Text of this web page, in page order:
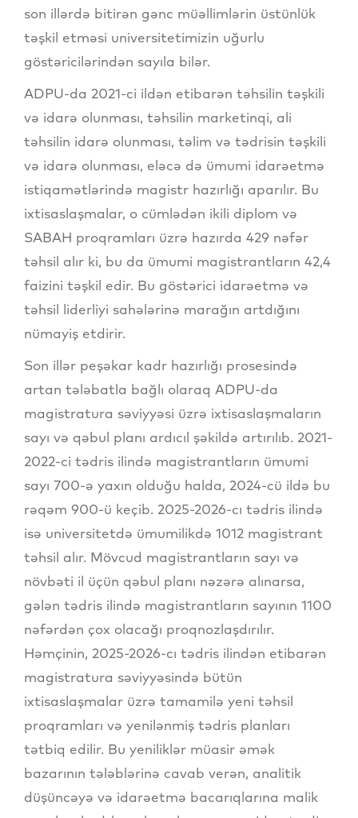
son illərdə bitirən gənc müəllimlərin üstünlük
təşkil etməsi universitetimizin uğurlu
göstəricilərindən sayıla bilər.
ADPU-da 2021-ci ildən etibarən təhsilin təşkili
və idarə olunması, təhsilin marketinqi, ali
təhsilin idarə olunması, təlim və tədrisin təşkili
və idarə olunması, eləcə də ümumi idarəetmə
istiqamətlərində magistr hazırlığı aparılır. Bu
ixtisaslaşmalar, o cümlədən ikili diplom və
SABAH proqramları üzrə hazırda 429 nəfər
təhsil alır ki, bu da ümumi magistrantların 42,4
faizini təşkil edir. Bu göstərici idarəetmə və
təhsil liderliyi sahələrinə marağın artdığını
nümayiş etdirir.
Son illər peşəkar kadr hazırlığı prosesində
artan tələbatla bağlı olaraq ADPU-da
magistratura səviyyəsi üzrə ixtisaslaşmaların
sayı və qəbul planı ardıcıl şəkildə artırılıb. 2021-
2022-ci tədris ilində magistrantların ümumi
sayı 700-ə yaxın olduğu halda, 2024-cü ildə bu
rəqəm 900-ü keçib. 2025-2026-cı tədris ilində
isə universitetdə ümumilikdə 1012 magistrant
təhsil alır. Mövcud magistrantların sayı və
növbəti il üçün qəbul planı nəzərə alınarsa,
gələn tədris ilində magistrantların sayının 1100
nəfərdən çox olacağı proqnozlaşdırılır.
Həmçinin, 2025-2026-cı tədris ilindən etibarən
magistratura səviyyəsində bütün
ixtisaslaşmalar üzrə tamamilə yeni təhsil
proqramları və yenilənmiş tədris planları
tətbiq edilir. Bu yeniliklər müasir əmək
bazarının tələblərinə cavab verən, analitik
düşüncəyə və idarəetmə bacarıqlarına malik